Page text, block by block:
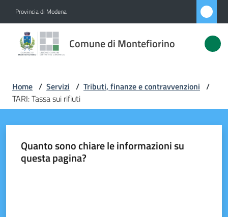
Provincia di Modena
Comune di Montefiorino
Comune di
Montefiorino
Amministrazione
Servizi
Menu selezionato
Home / Servizi / Tributi, finanze e contravvenzioni /
TARI: Tassa sui rifiuti
Quanto sono chiare le informazioni su
questa pagina?